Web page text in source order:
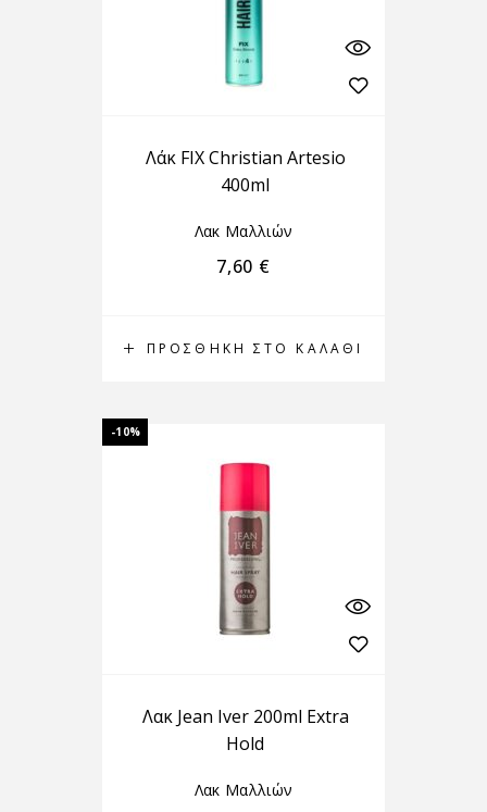
ΠΡΟΣΘΉΚΗ ΣΤΟ ΚΑΛΆΘΙ
Λάκ FIX Christian Artesio
400ml
Λακ Μαλλιών
7,60 €
-10%
Λακ Jean Iver 200ml Extra
Hold
Λακ Μαλλιών